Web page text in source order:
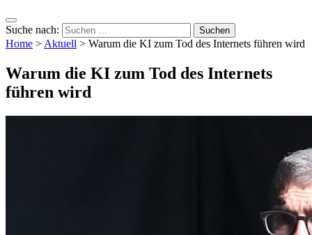
Suche nach:
Home > Aktuell > Warum die KI zum Tod des Internets führen wird
Warum die KI zum Tod des Internets
führen wird